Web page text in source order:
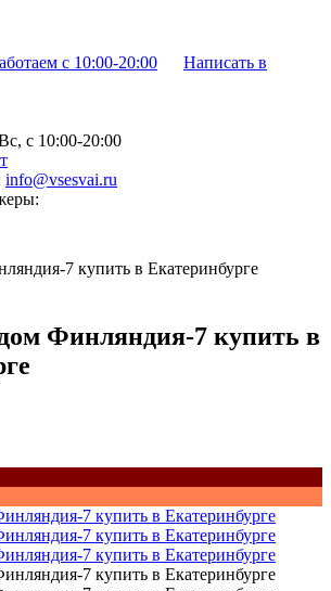
с 10:00-20:00
Написать в
с 10:00-20:00
info@vsesvai.ru
7 купить в Екатеринбурге
Финляндия-7 купить в